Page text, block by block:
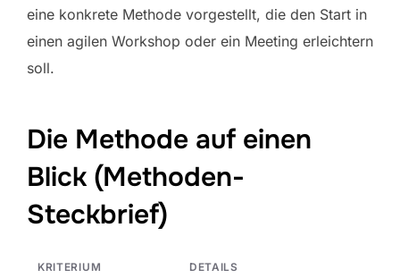
eine konkrete Methode vorgestellt, die den Start in
einen agilen Workshop oder ein Meeting erleichtern
soll.
Die Methode auf einen
Blick (Methoden-
Steckbrief)
KRITERIUM DETAILS